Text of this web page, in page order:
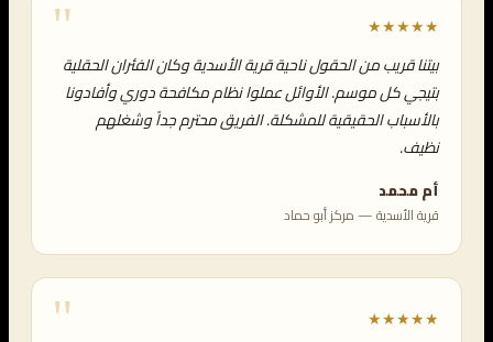
★★★★★
بيتنا قريب من الحقول ناحية قرية الأسدية وكان الفئران الحقلية
بتيجي كل موسم. الأوائل عملوا نظام مكافحة دوري وأفادونا
بالأسباب الحقيقية للمشكلة. الفريق محترم جداً وشغلهم
نظيف.
أم محمد
قرية الأسدية — مركز أبو حماد
★★★★★